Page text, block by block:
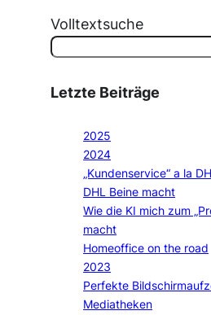
Volltextsuche
Letzte Beiträge
2025
2024
„Kundenservice“ a la
DHL Beine macht
Wie die KI mich zum
macht
Homeoffice on the road
2023
Perfekte
Mediatheken